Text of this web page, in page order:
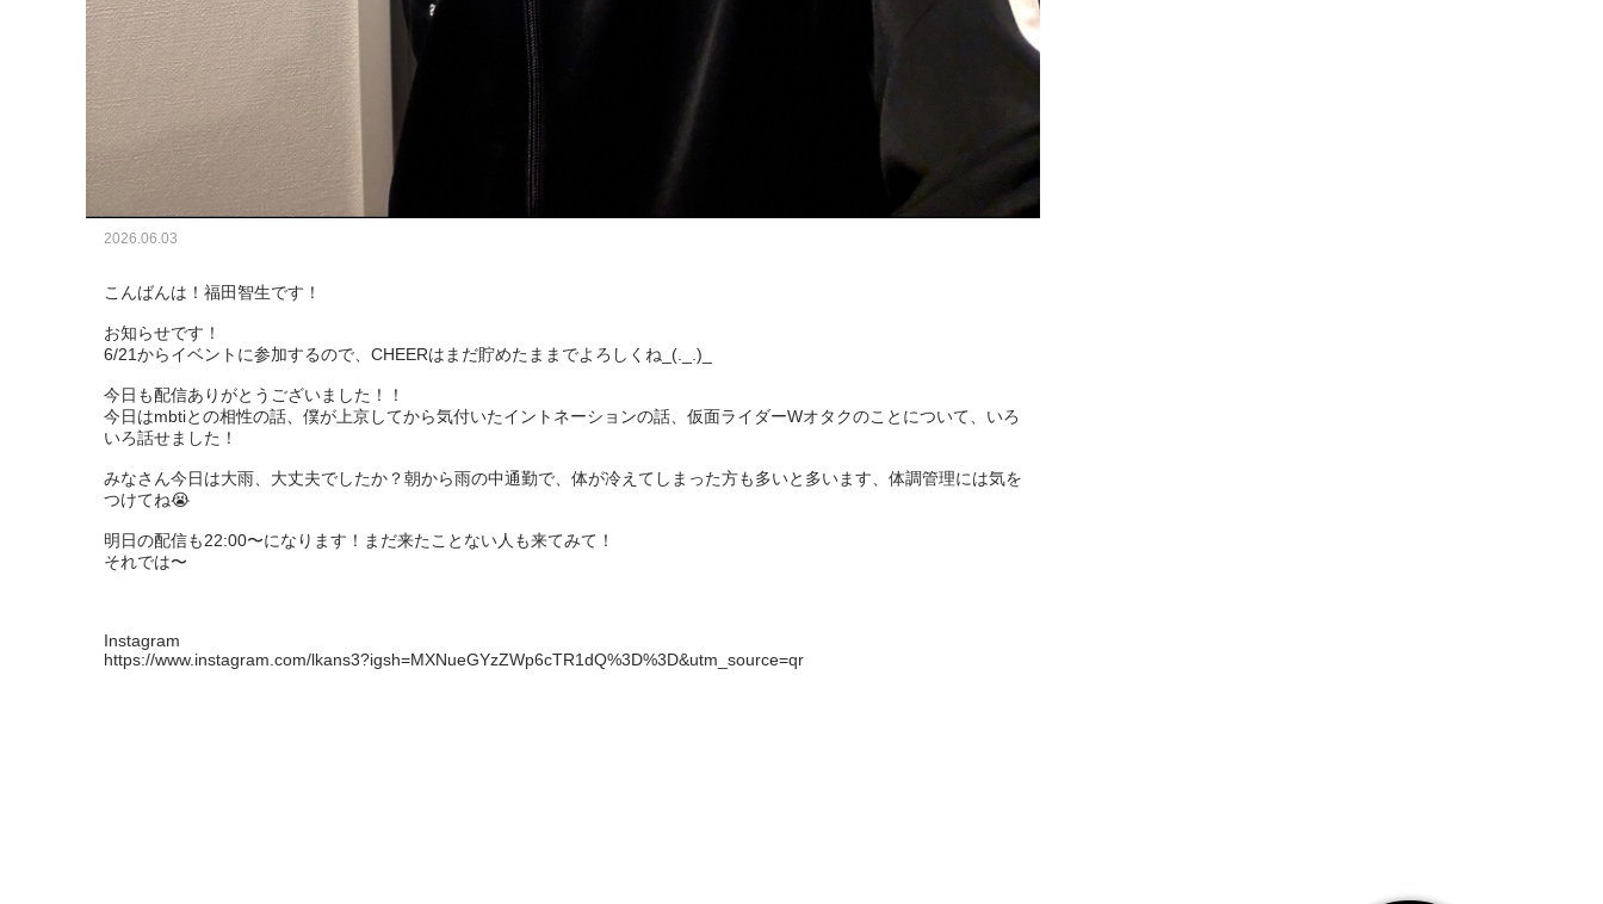
2026.06.03
こんばんは！福田智生です！
お知らせです！
6/21からイベントに参加するので、CHEERはまだ貯めたままでよろしくね_(._.)_
今日も配信ありがとうございました！！
今日はmbtiとの相性の話、僕が上京してから気付いたイントネーションの話、仮面ライダーWオタクのことについて、いろ
いろ話せました！
みなさん今日は大雨、大丈夫でしたか？朝から雨の中通勤で、体が冷えてしまった方も多いと多います、体調管理には気を
つけてね😭
明日の配信も22:00〜になります！まだ来たことない人も来てみて！
それでは〜
Instagram
https://www.instagram.com/lkans3?igsh=MXNueGYzZWp6cTR1dQ%3D%3D&utm_source=qr